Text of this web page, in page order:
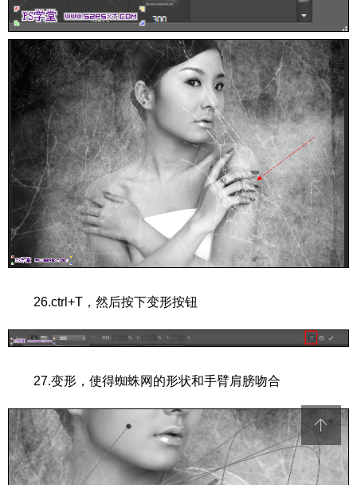
26.ctrl+T，然后按下变形按钮
27.变形，使得蜘蛛网的形状和手臂肩膀吻合